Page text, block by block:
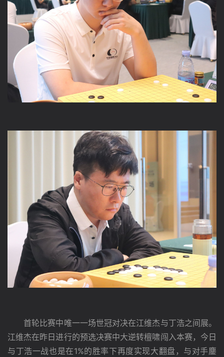
首轮比赛中唯一一场世冠对决在江维杰与丁浩之间展。
江维杰在昨日进行的预选决赛中大逆转檀啸闯入本赛，今日
与丁浩一战也是在1%的胜率下再度实现大翻盘，与对手鏖